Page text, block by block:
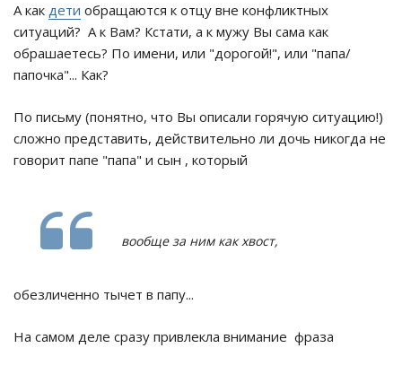
А как дети обращаются к отцу вне конфликтных
ситуаций? А к Вам? Кстати, а к мужу Вы сама как
обрашаетесь? По имени, или "дорогой!", или "папа/
папочка"... Как?
По письму (понятно, что Вы описали горячую ситуацию!)
сложно представить, действительно ли дочь никогда не
говорит папе "папа" и сын , который
вообще за ним как хвост,
обезличенно тычет в папу...
На самом деле сразу привлекла внимание фраза